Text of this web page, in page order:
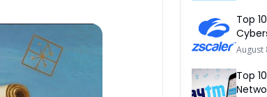
Top
August
Top